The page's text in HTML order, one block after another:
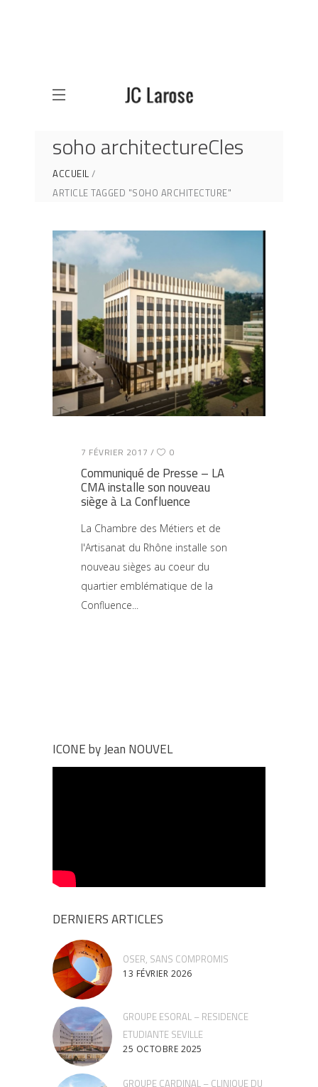
soho architectureCles
ACCUEIL
ARTICLE TAGGED "SOHO ARCHITECTURE"
7 FÉVRIER 2017 0
Communiqué de Presse – LA
CMA installe son nouveau
siège à La Confluence
La Chambre des Métiers et de
l'Artisanat du Rhône installe son
nouveau sièges au coeur du
quartier emblématique de la
Confluence
ICONE by Jean NOUVEL
DERNIERS ARTICLES
OSER, SANS COMPROMIS
13 FÉVRIER 2026
GROUPE ESORAL – RESIDENCE
ETUDIANTE SEVILLE
25 OCTOBRE 2025
GROUPE CARDINAL – CLINIQUE DU